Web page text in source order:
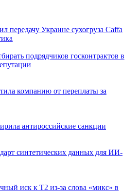
передачу Украине сухогруза Caffa
подрядчиков госконтрактов в
компанию от переплаты за
антироссийские санкции
синтетических данных для ИИ-
иск к Т2 из-за слова «микс» в